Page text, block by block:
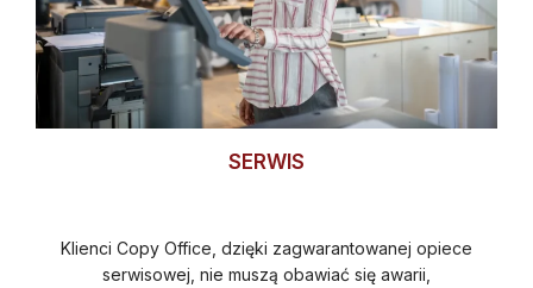
SERWIS
Klienci Copy Office, dzięki zagwarantowanej opiece
serwisowej, nie muszą obawiać się awarii,